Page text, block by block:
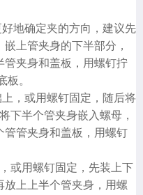
地确定夹的方向，建议先
上管夹身的下半部分，
管夹身和盖板，用螺钉拧
板。
，或用螺钉固定，随后将
下半个管夹身嵌入螺母，
管管夹身和盖板，用螺钉
或用螺钉固定，先装上下
上上半个管夹身，用螺